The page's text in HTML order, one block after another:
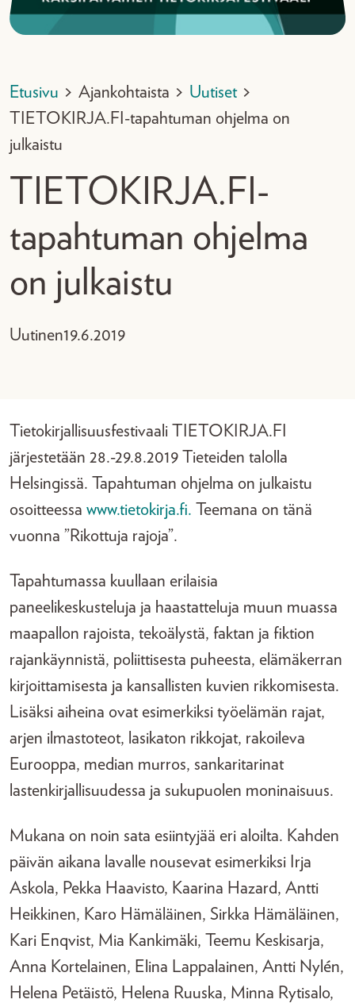
Etusivu > Ajankohtaista > Uutiset >
TIETOKIRJA.FI-tapahtuman ohjelma on
julkaistu
TIETOKIRJA.FI-
tapahtuman ohjelma
on julkaistu
Uutinen19.6.2019
Tietokirjallisuusfestivaali TIETOKIRJA.FI
järjestetään 28.-29.8.2019 Tieteiden talolla
Helsingissä. Tapahtuman ohjelma on julkaistu
osoitteessa www.tietokirja.fi. Teemana on tänä
vuonna ”Rikottuja rajoja”.
Tapahtumassa kuullaan erilaisia
paneelikeskusteluja ja haastatteluja muun muassa
maapallon rajoista, tekoälystä, faktan ja fiktion
rajankäynnistä, poliittisesta puheesta, elämäkerran
kirjoittamisesta ja kansallisten kuvien rikkomisesta.
Lisäksi aiheina ovat esimerkiksi työelämän rajat,
arjen ilmastoteot, lasikaton rikkojat, rakoileva
Eurooppa, median murros, sankaritarinat
lastenkirjallisuudessa ja sukupuolen moninaisuus.
Mukana on noin sata esiintyjää eri aloilta. Kahden
päivän aikana lavalle nousevat esimerkiksi Irja
Askola, Pekka Haavisto, Kaarina Hazard, Antti
Heikkinen, Karo Hämäläinen, Sirkka Hämäläinen,
Kari Enqvist, Mia Kankimäki, Teemu Keskisarja,
Anna Kortelainen, Elina Lappalainen, Antti Nylén,
Helena Petäistö, Helena Ruuska, Minna Rytisalo,